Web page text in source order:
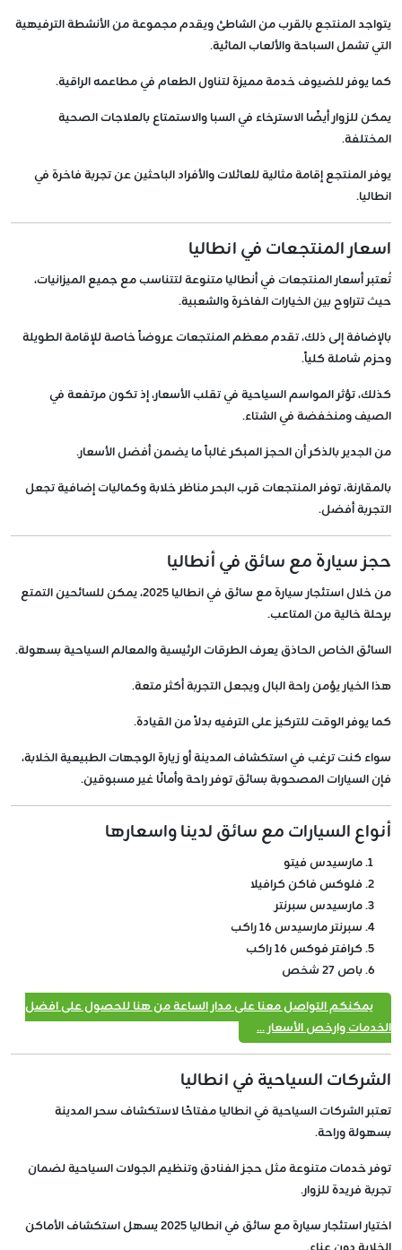
يتواجد المنتجع بالقرب من الشاطئ ويقدم مجموعة من الأنشطة الترفيهية
التي تشمل السباحة والألعاب المائية.
كما يوفر للضيوف خدمة مميزة لتناول الطعام في مطاعمه الراقية.
يمكن للزوار أيضًا الاسترخاء في السبا والاستمتاع بالعلاجات الصحية
المختلفة.
يوفر المنتجع إقامة مثالية للعائلات والأفراد الباحثين عن تجربة فاخرة في
انطاليا.
اسعار المنتجعات في انطاليا
تُعتبر أسعار المنتجعات في أنطاليا متنوعة لتتناسب مع جميع الميزانيات،
حيث تتراوح بين الخيارات الفاخرة والشعبية.
بالإضافة إلى ذلك، تقدم معظم المنتجعات عروضاً خاصة للإقامة الطويلة
وحزم شاملة كلياً.
كذلك، تؤثر المواسم السياحية في تقلب الأسعار، إذ تكون مرتفعة في
الصيف ومنخفضة في الشتاء.
من الجدير بالذكر أن الحجز المبكر غالباً ما يضمن أفضل الأسعار.
بالمقارنة، توفر المنتجعات قرب البحر مناظر خلابة وكماليات إضافية تجعل
التجربة أفضل.
حجز سيارة مع سائق في أنطاليا
من خلال استئجار سيارة مع سائق في انطاليا 2025، يمكن للسائحين التمتع
برحلة خالية من المتاعب.
السائق الخاص الحاذق يعرف الطرقات الرئيسية والمعالم السياحية بسهولة.
هذا الخيار يؤمن راحة البال ويجعل التجربة أكثر متعة.
كما يوفر الوقت للتركيز على الترفيه بدلاً من القيادة.
سواء كنت ترغب في استكشاف المدينة أو زيارة الوجهات الطبيعية الخلابة،
فإن السيارات المصحوبة بسائق توفر راحة وأمانًا غير مسبوقين.
أنواع السيارات مع سائق لدينا واسعارها
مارسيدس فيتو
فلوكس فاكن كرافيلا
مارسيدس سبرنتر
سبرنتر مارسيدس 16 راكب
كرافتر فوكس 16 راكب
باص 27 شخص
يمكنكم التواصل معنا على مدار الساعة من هنا للحصول على افضل
الخدمات وارخص الأسعار ...
الشركات السياحية في انطاليا
تعتبر الشركات السياحية في انطاليا مفتاحًا لاستكشاف سحر المدينة
بسهولة وراحة.
توفر خدمات متنوعة مثل حجز الفنادق وتنظيم الجولات السياحية لضمان
تجربة فريدة للزوار.
اختيار استئجار سيارة مع سائق في انطاليا 2025 يسهل استكشاف الأماكن